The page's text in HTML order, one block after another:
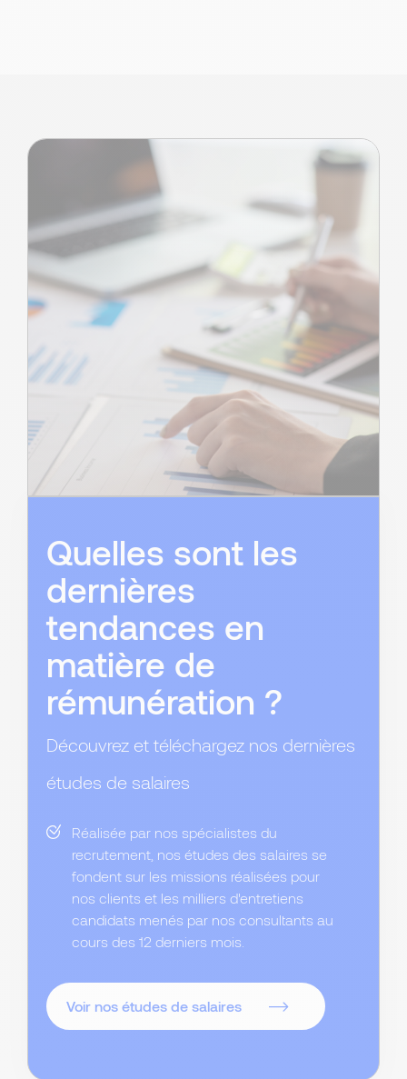
Quelles sont les
dernières
tendances en
matière de
rémunération ?
Découvrez et téléchargez nos dernières
études de salaires
Réalisée par nos spécialistes du
recrutement, nos études des salaires se
fondent sur les missions réalisées pour
nos clients et les milliers d'entretiens
candidats menés par nos consultants au
cours des 12 derniers mois.
Voir nos études de salaires